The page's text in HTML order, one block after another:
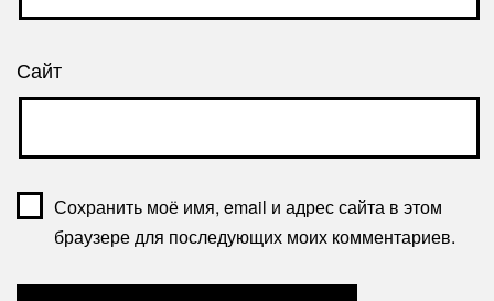
Сайт
Сохранить моё имя, email и адрес сайта в этом
браузере для последующих моих комментариев.